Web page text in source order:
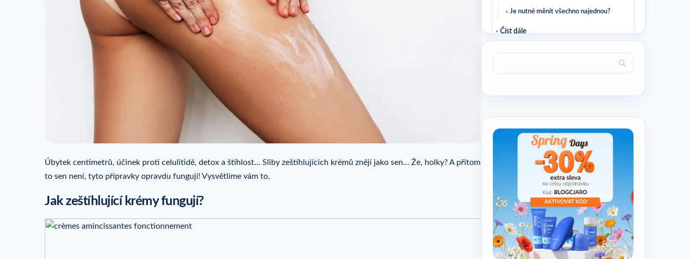
Úbytek centimetrů, účinek proti celulitidě, detox a štíhlost… Sliby zeštíhlujících krémů znějí jako sen… Že, holky? A přitom
to sen není, tyto přípravky opravdu fungují! Vysvětlíme vám to.
Jak zeštíhlující krémy fungují?
Je nutné měnit všechno najednou?
Číst dále